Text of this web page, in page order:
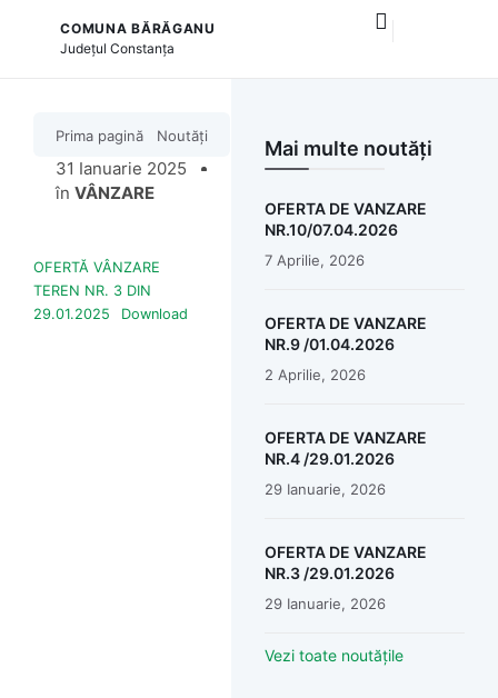
COMUNA BĂRĂGANU
JudețulConstanța
Prima pagină Noutăți
31 Ianuarie 2025
în VÂNZARE
OFERTĂ VÂNZARE
TEREN NR. 3 DIN
29.01.2025
Download
Mai multe noutăți
OFERTA DE VANZARE
NR.10/07.04.2026
7 Aprilie, 2026
OFERTA DE VANZARE
NR.9 /01.04.2026
2 Aprilie, 2026
OFERTA DE VANZARE
NR.4 /29.01.2026
29 Ianuarie, 2026
OFERTA DE VANZARE
NR.3 /29.01.2026
29 Ianuarie, 2026
Vezi toate noutățile